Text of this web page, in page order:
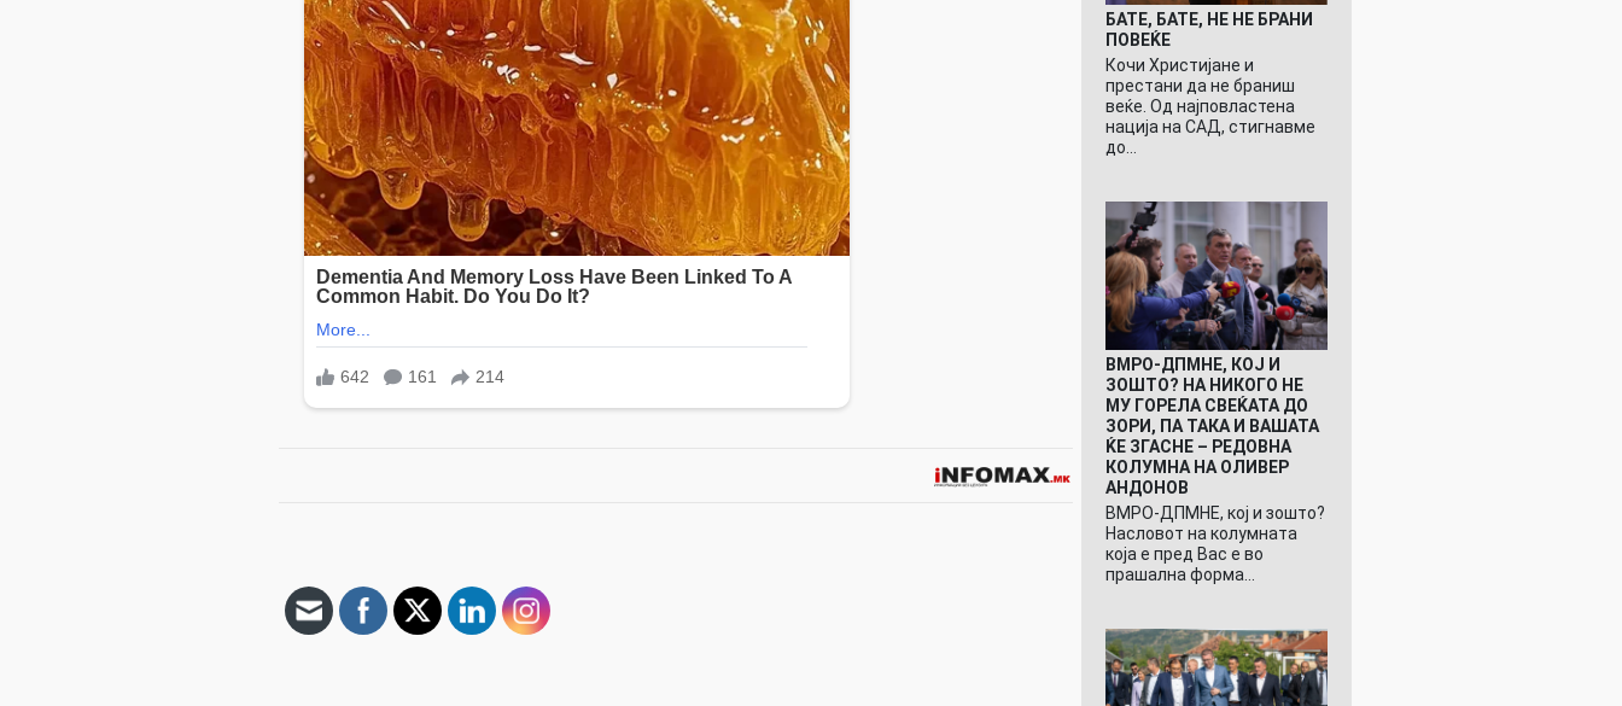
БАТЕ, БАТЕ, НЕ НЕ БРАНИ
ПОВЕЌЕ
Кочи Христијане и
престани да не браниш
веќе. Од најповластена
нација на САД, стигнавме
до…
ВМРО-ДПМНЕ, КОЈ И
ЗОШТО? НА НИКОГО НЕ
МУ ГОРЕЛА СВЕЌАТА ДО
ЗОРИ, ПА ТАКА И ВАШАТА
ЌЕ ЗГАСНЕ – РЕДОВНА
КОЛУМНА НА ОЛИВЕР
АНДОНОВ
ВМРО-ДПМНЕ, кој и зошто?
Насловот на колумната
која е пред Вас е во
прашална форма…